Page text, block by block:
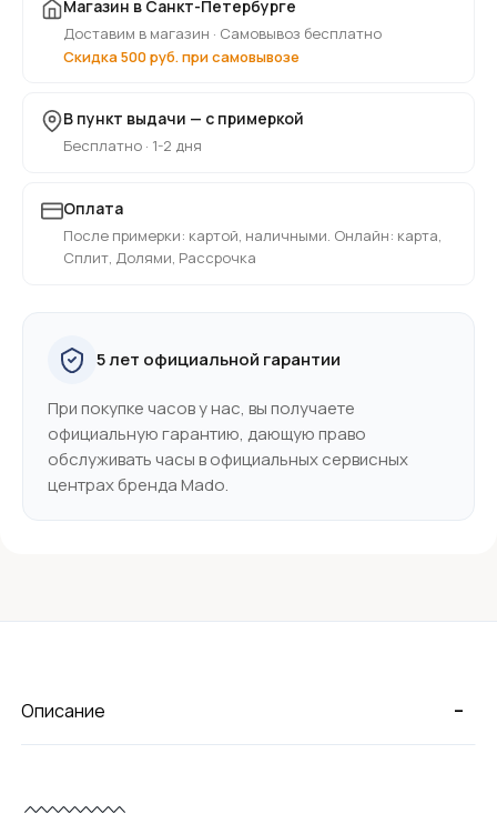
Магазин в Санкт-Петербурге
Доставим в магазин · Самовывоз бесплатно
Скидка 500 руб. при самовывозе
В пункт выдачи — с примеркой
Бесплатно · 1-2 дня
Оплата
После примерки: картой, наличными. Онлайн: карта,
Сплит, Долями, Рассрочка
5 лет официальной гарантии
При покупке часов у нас, вы получаете
официальную гарантию, дающую право
обслуживать часы в официальных сервисных
центрах бренда Mado.
-
Описание